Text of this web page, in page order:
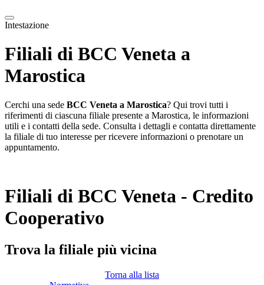
Intestazione
Filiali di BCC Veneta a
Marostica
Cerchi una sede BCC Veneta a Marostica? Qui trovi tutti i
riferimenti di ciascuna filiale presente a Marostica, le informazioni
utili e i contatti della sede. Consulta i dettagli e contatta direttamente
la filiale di tuo interesse per ricevere informazioni o prenotare un
appuntamento.
Filiali di BCC Veneta - Credito
Cooperativo
Trova la filiale più vicina
Torna alla lista